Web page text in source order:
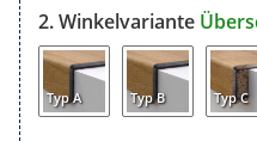
Winkelvariante
Typ A Typ B Typ C